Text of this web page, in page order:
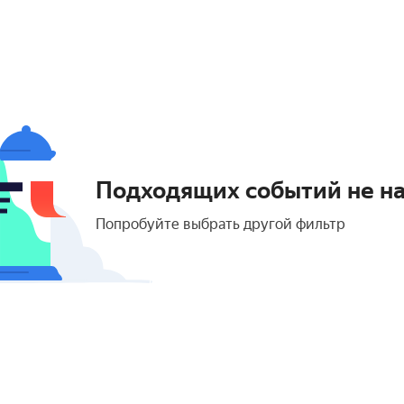
Подходящих событий не
Попробуйте выбрать другой фильтр